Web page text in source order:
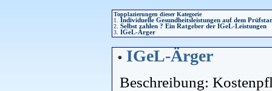
Topplazierungen dieser Kategorie
1. Individuelle Gesundheitsleistungen auf dem
2. Selbst zahlen ? Ein Ratgeber der IGeL-Leistungen
3. IGeL-Ärger
IGeL-Ärger
Beschreibung: